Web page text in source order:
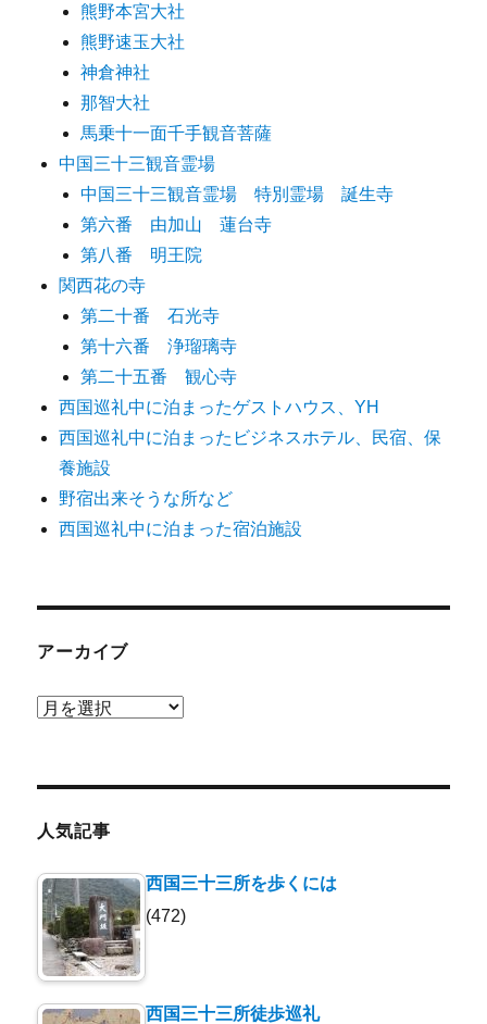
熊野本宮大社
熊野速玉大社
神倉神社
那智大社
馬乗十一面千手観音菩薩
中国三十三観音霊場
中国三十三観音霊場 特別霊場 誕生寺
第六番 由加山 蓮台寺
第八番 明王院
関西花の寺
第二十番 石光寺
第十六番 浄瑠璃寺
第二十五番 観心寺
西国巡礼中に泊まったゲストハウス、YH
西国巡礼中に泊まったビジネスホテル、民宿、保
養施設
野宿出来そうな所など
西国巡礼中に泊まった宿泊施設
アーカイブ
ア
ブ
人気記事
西国三十三所を歩くには
(472)
西国三十三所徒歩巡礼